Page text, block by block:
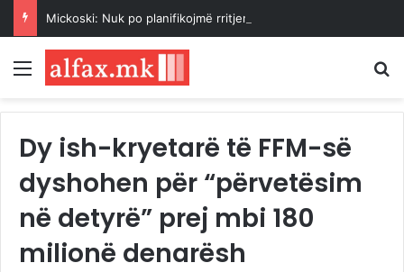
Menu
Dy ish-kryetarë të FFM-së
dyshohen për “përvetësim
në detyrë” prej mbi 180
milionë denarësh